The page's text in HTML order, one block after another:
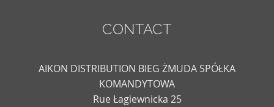
CONTACT
AIKON DISTRIBUTION BIEG ŻMUDA SPÓŁKA
KOMANDYTOWA
Rue Łagiewnicka 25